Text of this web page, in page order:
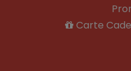
Carte